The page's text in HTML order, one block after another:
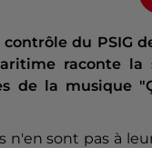
du PSIG
raconte la
de la musique
sont pas à